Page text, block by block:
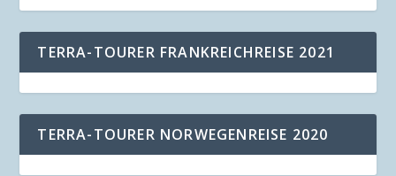
TERRA-TOURER FRANKREICHREISE 2021
TERRA-TOURER NORWEGENREISE 2020